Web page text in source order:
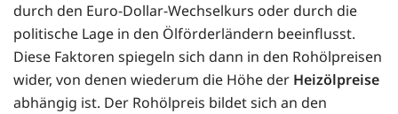
durch den Euro-Dollar-Wechselkurs oder durch die
politische Lage in den Ölförderländern beeinflusst.
Diese Faktoren spiegeln sich dann in den Rohölpreisen
wider, von denen wiederum die Höhe der Heizölpreise
abhängig ist. Der Rohölpreis bildet sich an den